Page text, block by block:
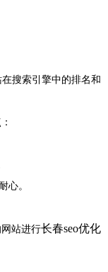
搜索引擎中的排名和
心。
网站进行长春seo优化